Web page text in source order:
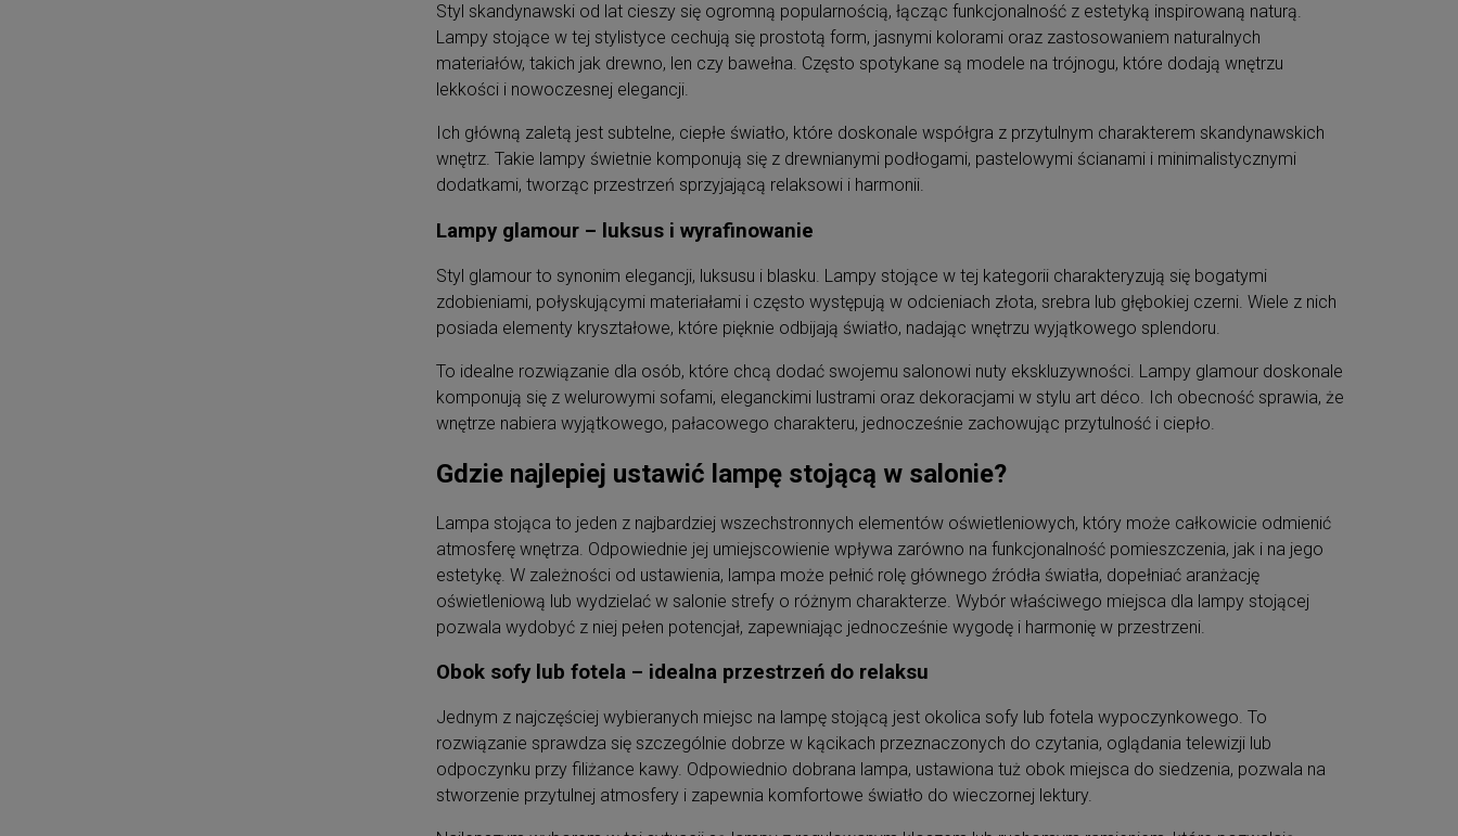
Styl skandynawski od lat cieszy się ogromną popularnością, łącząc funkcjonalność z estetyką inspirowaną naturą.
Lampy stojące w tej stylistyce cechują się prostotą form, jasnymi kolorami oraz zastosowaniem naturalnych
materiałów, takich jak drewno, len czy bawełna. Często spotykane są modele na trójnogu, które dodają wnętrzu
lekkości i nowoczesnej elegancji.
Ich główną zaletą jest subtelne, ciepłe światło, które doskonale współgra z przytulnym charakterem skandynawskich
wnętrz. Takie lampy świetnie komponują się z drewnianymi podłogami, pastelowymi ścianami i minimalistycznymi
dodatkami, tworząc przestrzeń sprzyjającą relaksowi i harmonii.
Lampy glamour – luksus i wyrafinowanie
Styl glamour to synonim elegancji, luksusu i blasku. Lampy stojące w tej kategorii charakteryzują się bogatymi
zdobieniami, połyskującymi materiałami i często występują w odcieniach złota, srebra lub głębokiej czerni. Wiele z nich
posiada elementy kryształowe, które pięknie odbijają światło, nadając wnętrzu wyjątkowego splendoru.
To idealne rozwiązanie dla osób, które chcą dodać swojemu salonowi nuty ekskluzywności. Lampy glamour doskonale
komponują się z welurowymi sofami, eleganckimi lustrami oraz dekoracjami w stylu art déco. Ich obecność sprawia, że
wnętrze nabiera wyjątkowego, pałacowego charakteru, jednocześnie zachowując przytulność i ciepło.
Gdzie najlepiej ustawić lampę stojącą w salonie?
Lampa stojąca to jeden z najbardziej wszechstronnych elementów oświetleniowych, który może całkowicie odmienić
atmosferę wnętrza. Odpowiednie jej umiejscowienie wpływa zarówno na funkcjonalność pomieszczenia, jak i na jego
estetykę. W zależności od ustawienia, lampa może pełnić rolę głównego źródła światła, dopełniać aranżację
oświetleniową lub wydzielać w salonie strefy o różnym charakterze. Wybór właściwego miejsca dla lampy stojącej
pozwala wydobyć z niej pełen potencjał, zapewniając jednocześnie wygodę i harmonię w przestrzeni.
Obok sofy lub fotela – idealna przestrzeń do relaksu
Jednym z najczęściej wybieranych miejsc na lampę stojącą jest okolica sofy lub fotela wypoczynkowego. To
rozwiązanie sprawdza się szczególnie dobrze w kącikach przeznaczonych do czytania, oglądania telewizji lub
odpoczynku przy filiżance kawy. Odpowiednio dobrana lampa, ustawiona tuż obok miejsca do siedzenia, pozwala na
stworzenie przytulnej atmosfery i zapewnia komfortowe światło do wieczornej lektury.